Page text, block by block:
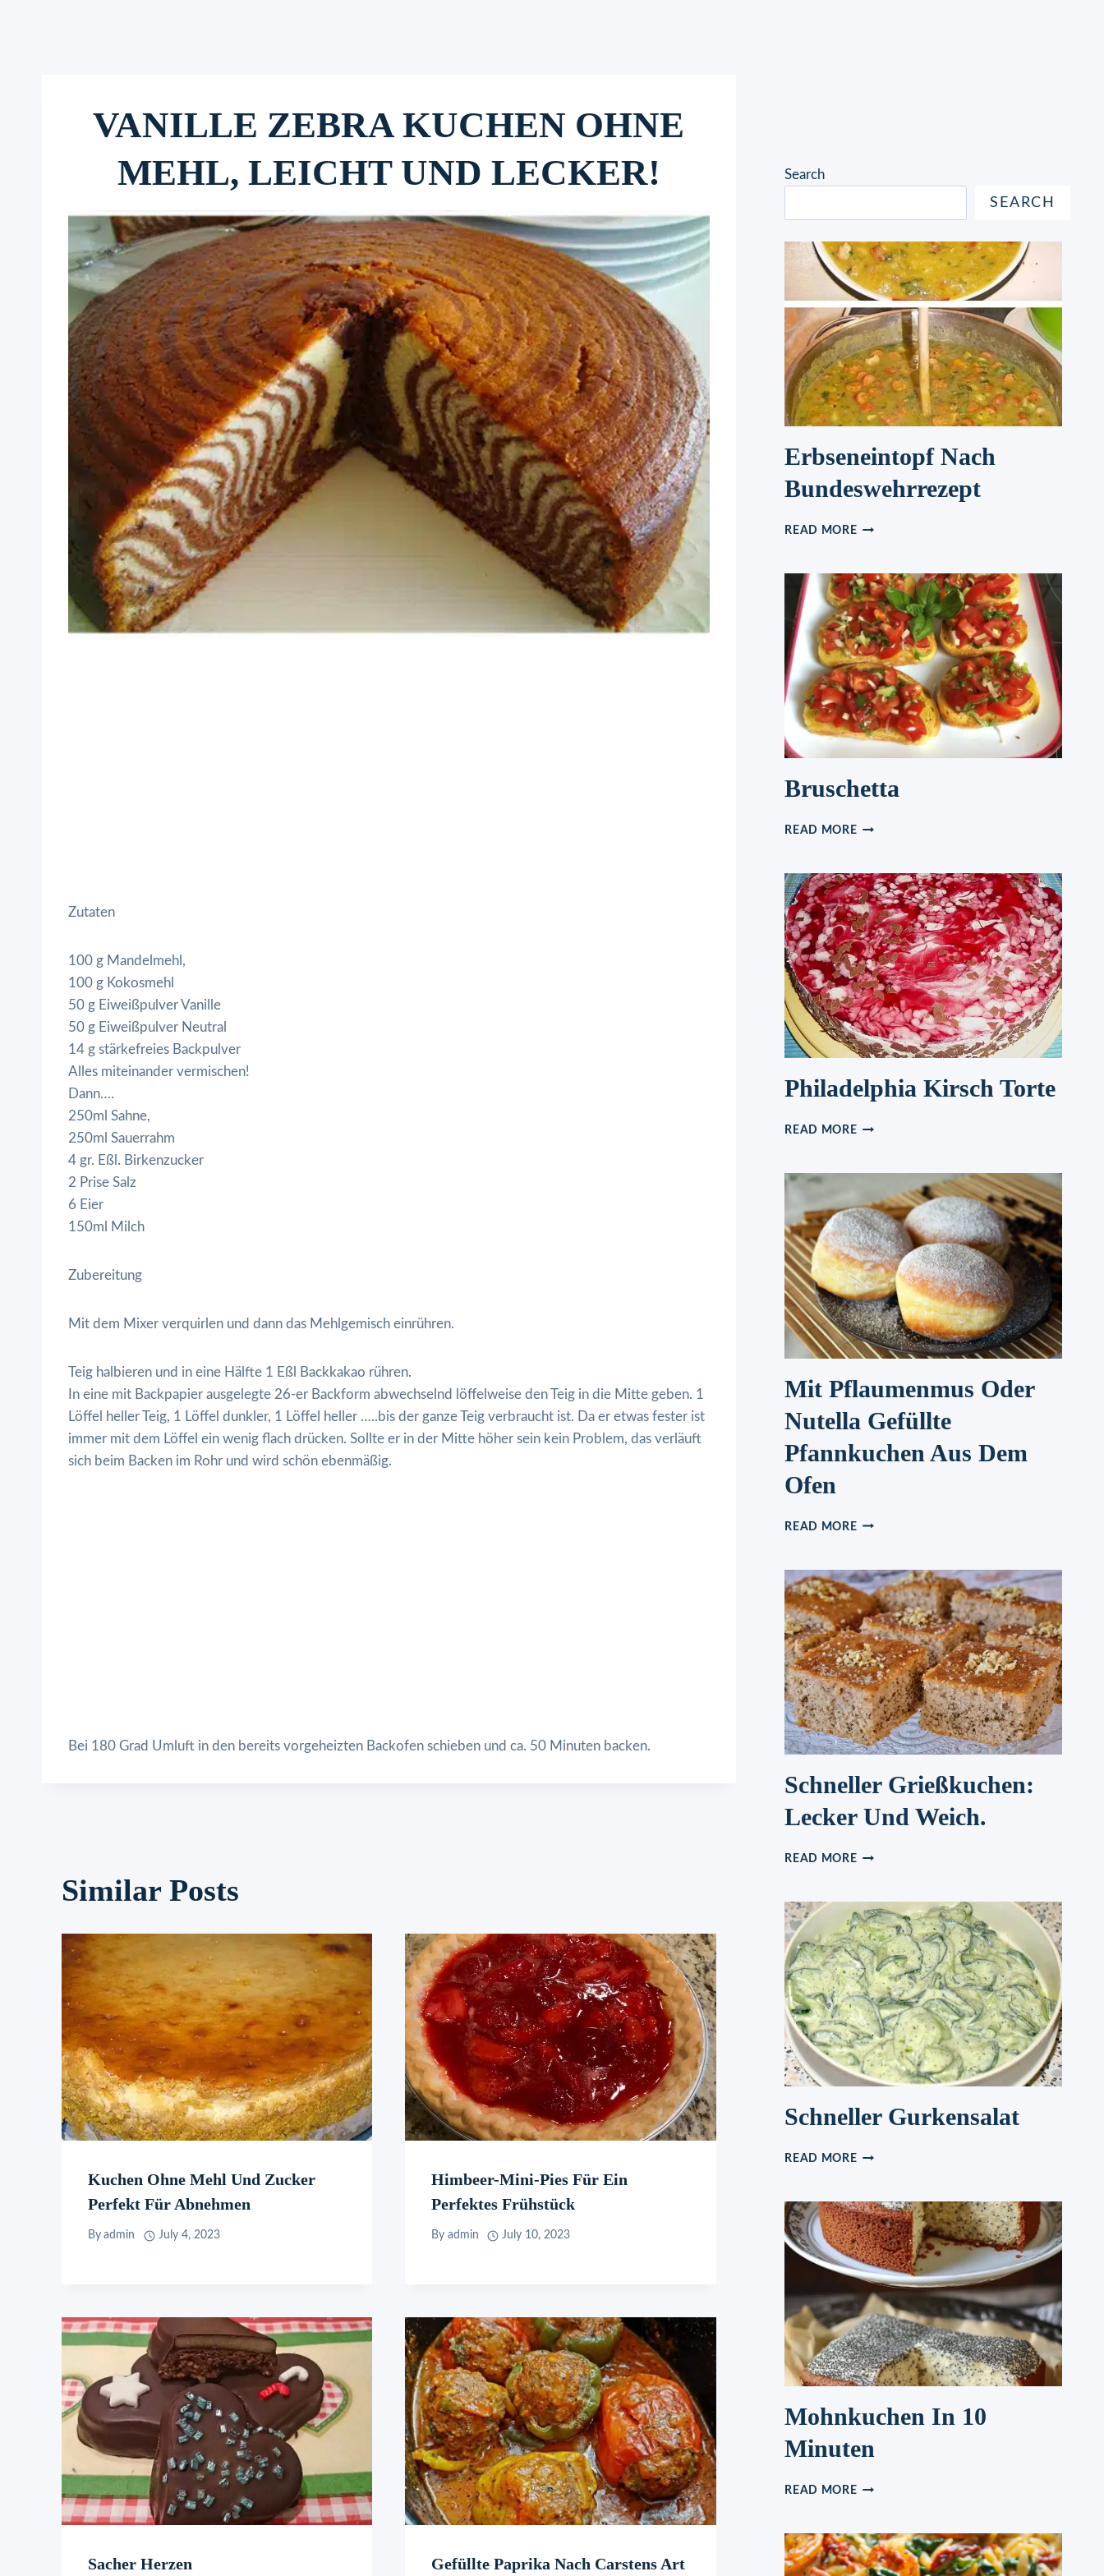
VANILLE ZEBRA KUCHEN OHNE
MEHL, LEICHT UND LECKER!
Zutaten
100 g Mandelmehl,
100 g Kokosmehl
50 g Eiweißpulver Vanille
50 g Eiweißpulver Neutral
14 g stärkefreies Backpulver
Alles miteinander vermischen!
Dann….
250ml Sahne,
250ml Sauerrahm
4 gr. Eßl. Birkenzucker
2 Prise Salz
6 Eier
150ml Milch
Zubereitung
Mit dem Mixer verquirlen und dann das Mehlgemisch einrühren.
Teig halbieren und in eine Hälfte 1 Eßl Backkakao rühren.
In eine mit Backpapier ausgelegte 26-er Backform abwechselnd löffelweise den Teig in die Mitte geben. 1
Löffel heller Teig, 1 Löffel dunkler, 1 Löffel heller …..bis der ganze Teig verbraucht ist. Da er etwas fester ist
immer mit dem Löffel ein wenig flach drücken. Sollte er in der Mitte höher sein kein Problem, das verläuft
sich beim Backen im Rohr und wird schön ebenmäßig.
Bei 180 Grad Umluft in den bereits vorgeheizten Backofen schieben und ca. 50 Minuten backen.
Similar Posts
Kuchen Ohne Mehl Und Zucker
Perfekt Für Abnehmen
By admin July 4, 2023
Himbeer-Mini-Pies Für Ein
Perfektes Frühstück
By admin July 10, 2023
Sacher Herzen Gefüllte Paprika Nach Carstens Art
Search
SEARCH
Erbseneintopf Nach
Bundeswehrrezept
READ MOREERBSENEINTOPF
Bruschetta
READ MOREBRUSCHETTA
Philadelphia Kirsch Torte
READ MOREPHILADELPHIA
Mit Pflaumenmus Oder
Nutella Gefüllte
Pfannkuchen Aus Dem
Ofen
READ MOREMIT
NUTELLA
GEFÜLLTE
PFANNKUCHEN
AUS
DEM
OFEN
Schneller Grießkuchen:
Lecker Und Weich.
READ MORESCHNELLER
ND W
EICH.
Schneller Gurkensalat
READ MORESCHNELLER
Mohnkuchen In 10
Minuten
READ MOREMOHNKUCHEN
MINUTEN